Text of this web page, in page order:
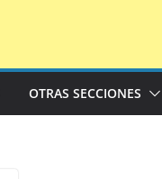
OTRAS SECCIONES